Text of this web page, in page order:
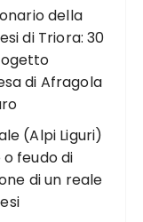
della
di Triora: 30
di Afragola
(Alpi Liguri)
o feudo di
di un reale